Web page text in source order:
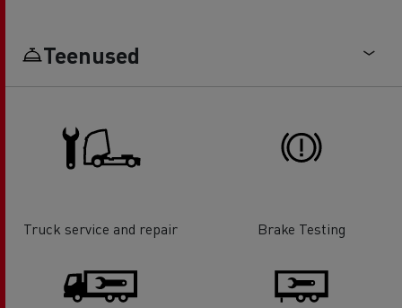
Teenused
Truck service and repair Brake Testing